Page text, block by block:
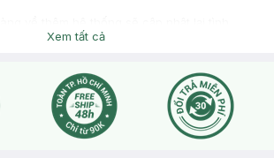
còn tại Chi nhánh và thông báo trên wall
web mình bấm thông báo khi có hàng
tin, có hàng bên mình sẽ gửi thông báo
Xem tất cả